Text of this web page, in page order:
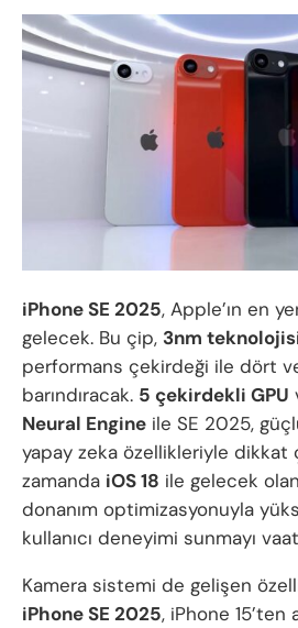
iPhone SE 2025, Apple’ın en
gelecek. Bu çip, 3nm
performans çekirdeği ile dört
barındıracak. 5 çekirdekli GPU
Neural Engine ile SE 2025,
yapay zeka özellikleriyle dikkat
zamanda iOS 18 ile gelecek
donanım optimizasyonuyla
kullanıcı deneyimi sunmayı
Kamera sistemi de gelişen
iPhone SE 2025, iPhone 15’ten